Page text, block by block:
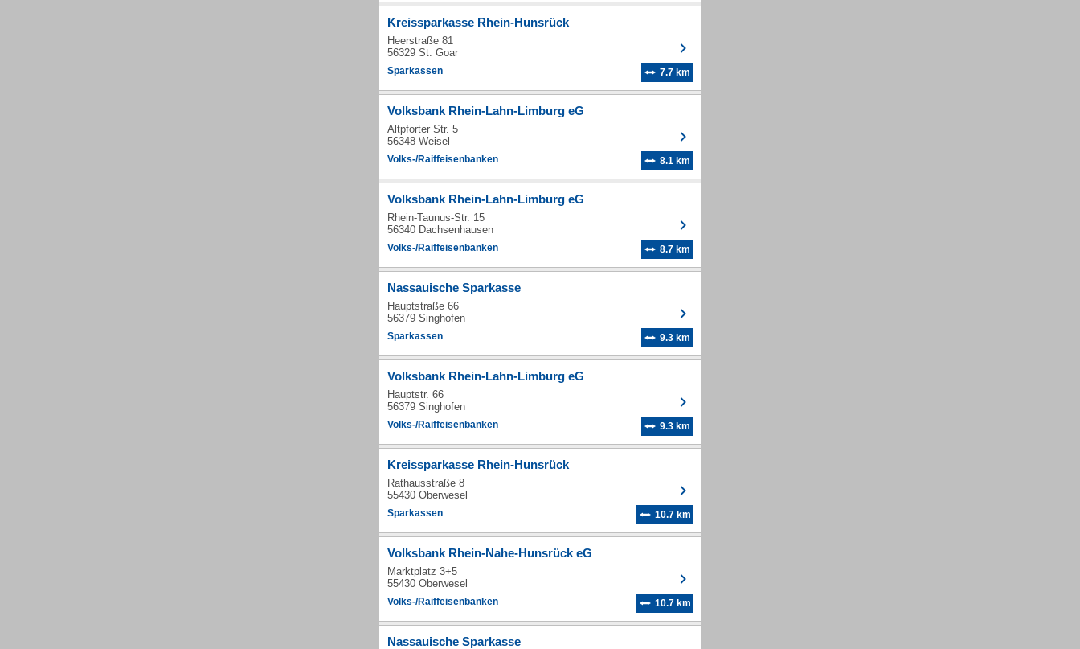
Kreissparkasse Rhein-Hunsrück
Heerstraße 81
56329 St. Goar
Sparkassen 7.7 km
Volksbank Rhein-Lahn-Limburg eG
Altpforter Str. 5
56348 Weisel
Volks-/Raiffeisenbanken 8.1 km
Volksbank Rhein-Lahn-Limburg eG
Rhein-Taunus-Str. 15
56340 Dachsenhausen
Volks-/Raiffeisenbanken 8.7 km
Nassauische Sparkasse
Hauptstraße 66
56379 Singhofen
Sparkassen 9.3 km
Volksbank Rhein-Lahn-Limburg eG
Hauptstr. 66
56379 Singhofen
Volks-/Raiffeisenbanken 9.3 km
Kreissparkasse Rhein-Hunsrück
Rathausstraße 8
55430 Oberwesel
Sparkassen 10.7 km
Volksbank Rhein-Nahe-Hunsrück eG
Marktplatz 3+5
55430 Oberwesel
Volks-/Raiffeisenbanken 10.7 km
Nassauische Sparkasse